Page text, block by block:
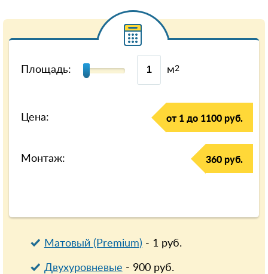
Площадь: м2
Цена: от 1 до 1100 руб.
Монтаж: 360 руб.
Матовый (Premium) - 1руб.
Двухуровневые - 900руб.